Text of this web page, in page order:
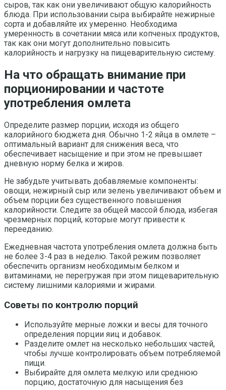
сыров, так как они увеличивают общую калорийность
блюда. При использовании сыра выбирайте нежирные
сорта и добавляйте их умеренно. Необходима
умеренность в сочетании мяса или копченых продуктов,
так как они могут дополнительно повысить
калорийность и нагрузку на пищеварительную систему.
На что обращать внимание при
порционировании и частоте
употребления омлета
Определите размер порции, исходя из общего
калорийного бюджета дня. Обычно 1-2 яйца в омлете –
оптимальный вариант для снижения веса, что
обеспечивает насыщение и при этом не превышает
дневную норму белка и жиров.
Не забудьте учитывать добавляемые компоненты:
овощи, нежирный сыр или зелень увеличивают объем и
объем порции без существенного повышения
калорийности. Следите за общей массой блюда, избегая
чрезмерных порций, которые могут привести к
перееданию.
Ежедневная частота употребления омлета должна быть
не более 3-4 раз в неделю. Такой режим позволяет
обеспечить организм необходимым белком и
витаминами, не перегружая при этом пищеварительную
систему лишними калориями и жирами.
Советы по контролю порций
Используйте мерные ложки и весы для точного
определения порции яиц и добавок.
Разделите омлет на несколько небольших частей,
чтобы лучше контролировать объем потребляемой
пищи.
Выбирайте для омлета мелкую или среднюю
порцию, достаточную для насыщения без